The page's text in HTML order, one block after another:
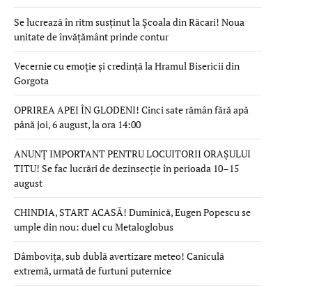
Se lucrează în ritm susținut la Școala din Răcari! Noua
unitate de învățământ prinde contur
Vecernie cu emoție și credință la Hramul Bisericii din
Gorgota
OPRIREA APEI ÎN GLODENI! Cinci sate rămân fără apă
până joi, 6 august, la ora 14:00
ANUNȚ IMPORTANT PENTRU LOCUITORII ORAȘULUI
TITU! Se fac lucrări de dezinsecție în perioada 10–15
august
CHINDIA, START ACASĂ! Duminică, Eugen Popescu se
umple din nou: duel cu Metaloglobus
Dâmbovița, sub dublă avertizare meteo! Caniculă
extremă, urmată de furtuni puternice